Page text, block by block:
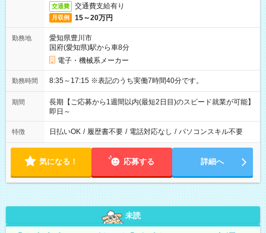
交通費 交通費支給有り
月収例 15～20万円
勤務地
愛知県豊川市
国府(愛知県)駅から車8分
電子・機械系メーカー
勤務時間 8:35～17:15 ※表記のうち実働7時間40分です。
期間
長期【ご応募から1週間以内(最短2日目)のスピード就業が可能】
即日～
特徴 日払いOK / 履歴書不要 / 電話対応なし / パソコンスキル不要
気になる！ 応募する 詳細へ
未読